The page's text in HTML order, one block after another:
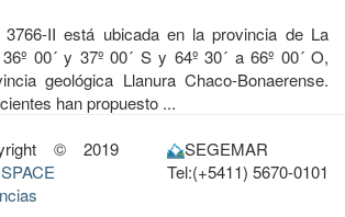
II está ubicada en la provincia de La
00´ y 37º 00´ S y 64º 30´ a 66º 00´ O,
geológica Llanura Chaco-Bonaerense.
han propuesto ...
© 2019
SEGEMAR
Tel:(+5411) 5670-0101